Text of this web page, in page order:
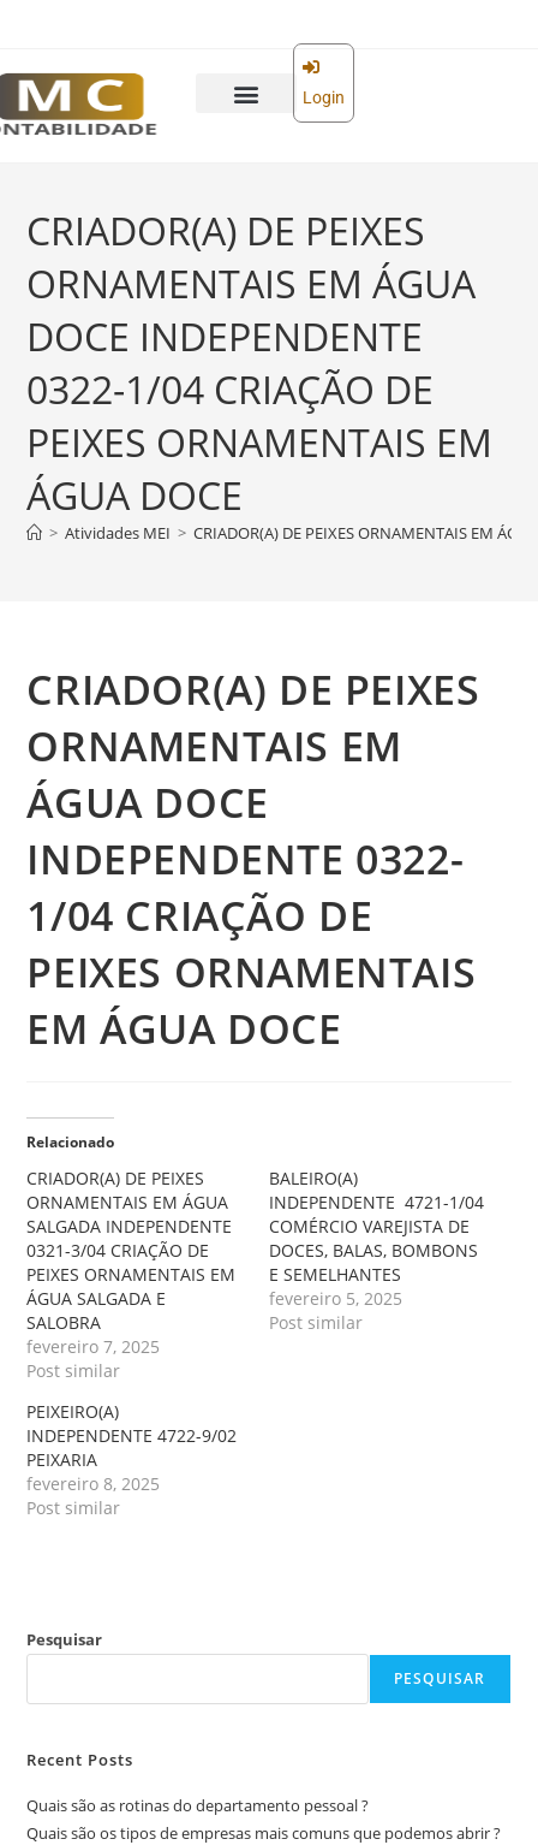
Login
CRIADOR(A) DE PEIXES
ORNAMENTAIS EM ÁGUA
DOCE INDEPENDENTE
0322-1/04 CRIAÇÃO DE
PEIXES ORNAMENTAIS EM
ÁGUA DOCE
> Atividades MEI > CRIADOR(A) DE PEIXES ORNAMENTAIS EM
CRIADOR(A) DE PEIXES
ORNAMENTAIS EM
ÁGUA DOCE
INDEPENDENTE 0322-
1/04 CRIAÇÃO DE
PEIXES ORNAMENTAIS
EM ÁGUA DOCE
Relacionado
CRIADOR(A) DE PEIXES
ORNAMENTAIS EM ÁGUA
SALGADA INDEPENDENTE
0321-3/04 CRIAÇÃO DE
PEIXES ORNAMENTAIS EM
ÁGUA SALGADA E
SALOBRA
fevereiro 7, 2025
Post similar
BALEIRO(A)
INDEPENDENTE 4721-1/04
COMÉRCIO VAREJISTA DE
DOCES, BALAS, BOMBONS
E SEMELHANTES
fevereiro 5, 2025
Post similar
PEIXEIRO(A)
INDEPENDENTE 4722-9/02
PEIXARIA
fevereiro 8, 2025
Post similar
Pesquisar
PESQUISAR
Recent Posts
Quais são as rotinas do departamento pessoal ?
Quais são os tipos de empresas mais comuns que podemos abrir ?